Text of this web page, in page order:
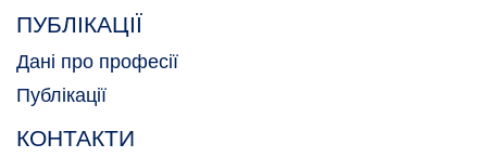
ПУБЛІКАЦІЇ
Дані про професії
Публікації
КОНТАКТИ